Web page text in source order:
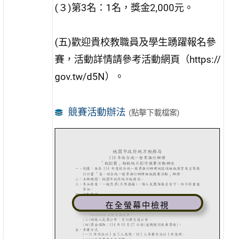
(３)第3名：1名，獎金2,000元。
(五)歡迎貴校教職員及學生踴躍報名參
賽，活動詳情請參考活動網頁（https://
gov.tw/d5N）。
競賽活動辦法 (點擊下載檔案)
在全螢幕中檢視